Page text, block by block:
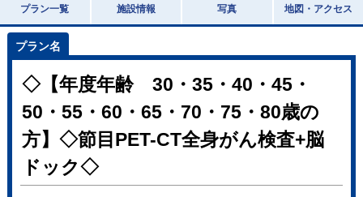
プラン一覧 施設情報 写真 地図・アクセス
◇【年度年齢 30・35・40・45・
50・55・60・65・70・75・80歳の
方】◇節目PET-CT全身がん検査+脳
ドック◇